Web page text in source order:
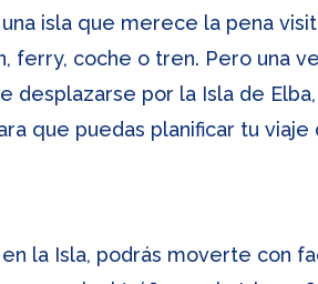
isla que merece la pena
coche o tren. Pero una
desplazarse por la Isla de
que puedas planificar tu
la Isla, podrás moverte con